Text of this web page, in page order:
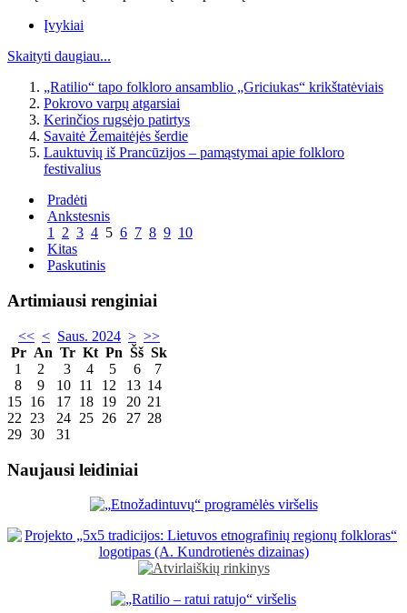
Įvykiai
Skaityti daugiau...
„Ratilio“ tapo folkloro ansamblio „Griciukas“ krikštatėviais
Pokrovo varpų atgarsiai
Kerinčios rugsėjo patirtys
Savaitė Žemaitėjės šerdie
Lauktuvių iš Prancūzijos – pamąstymai apie folkloro
festivalius
Pradėti
Ankstesnis
1 2 3 4 5 6 7 8 9 10
Kitas
Paskutinis
Artimiausi renginiai
<< < Saus. 2024 > >>
Pr An Tr Kt Pn Šš Sk
1
2 3 4 5 6
7
8
9 10 11 12 13 14
15 16 17 18 19 20 21
22
23 24 25 26 27 28
29 30 31
Naujausi leidiniai